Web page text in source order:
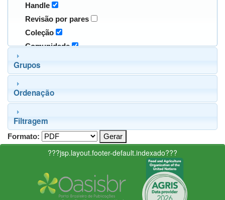
Handle
Revisão por pares
Coleção
Comunidade
Grupos
Ordenação
Filtragem
Formato:
???jsp.layout.footer-default.indexado???